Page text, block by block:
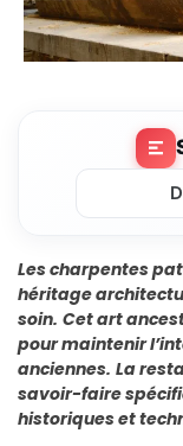
Les charpentes
héritage
soin. Cet art
pour maintenir
anciennes. La
savoir-faire
historiques et